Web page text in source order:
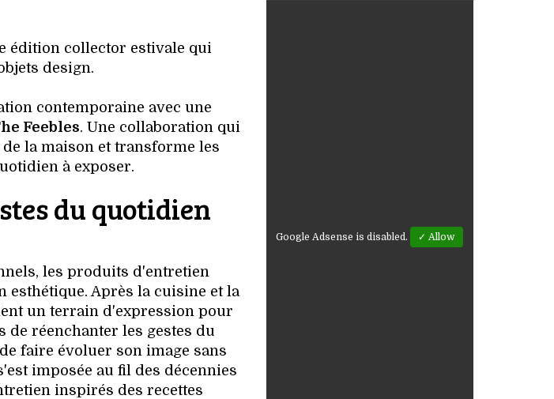
édition collector estivale qui
design.
contemporaine avec une
Feebles. Une collaboration qui
la maison et transforme les
à exposer.
du quotidien
les produits d'entretien
Après la cuisine et la
un terrain d'expression pour
réenchanter les gestes du
faire évoluer son image sans
imposée au fil des décennies
inspirés des recettes
Google Adsense is disabled. ✓ Allow